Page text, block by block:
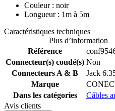
Couleur : noir
Longueur : 1m à 5m
Caractéristiques techniques
Plus d’information
Référence
Connecteur(s) coudé(s) Non
Connecteurs A & B
Jack
Marque
Dans les catégories
Câbles
Avis clients